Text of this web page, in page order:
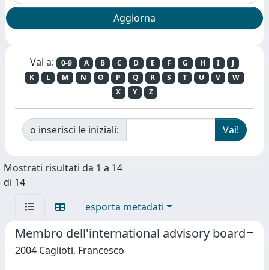
Vai a: 0-9 A B C D E F G H I
J
K
L M N O P Q R S T U V
W
X
Y Z
o inserisci le iniziali:
Mostrati risultati da 1 a 14
di 14
esporta metadati
Membro dell'international advisory board
2004 Caglioti, Francesco